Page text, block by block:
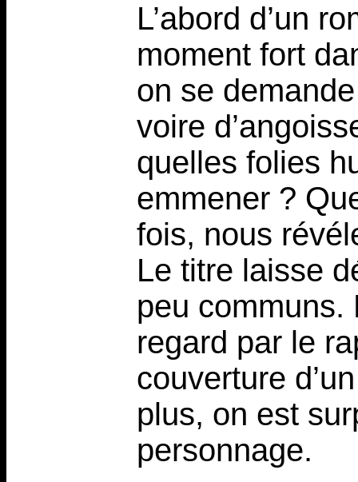
L’abord d’un
moment fort
on se
voire
quelles folies
emmener ?
fois, nous
Le titre laisse
peu communs.
regard par le
couverture
plus, on est
personnage.